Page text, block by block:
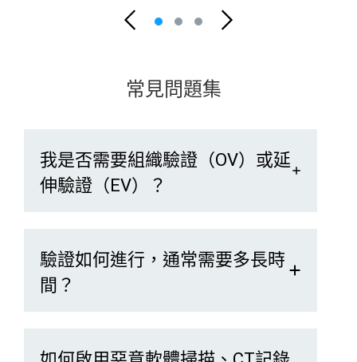
常見問題集
我是否需要組織驗證（OV）或延
伸驗證（EV）？
驗證如何進行，通常需要多長時
間？